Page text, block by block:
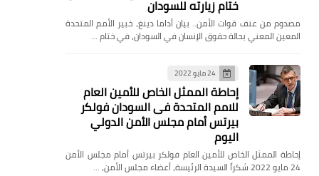
ختام زيارته للسودان
مصدوم من عنف قوات الأمن.. بيان أداما دينغ، خبير الأمم المتحدة
المعين المعني بحالة حقوق الإنسان في السودان، في ختام …
24 مايو 2022
إحاطة الممثل الخاص للأمين العام
للامم المتحدة فى السودان فولكر
بيرتس أمام مجلس الأمن الدولي
اليوم
إحاطة الممثل الخاص للأمين العام فولكر بيرتس أمام مجلس الأمن
24 مايو 2022 شكراً السيدة الرئيسة، أعضاء مجلس الأمن، …